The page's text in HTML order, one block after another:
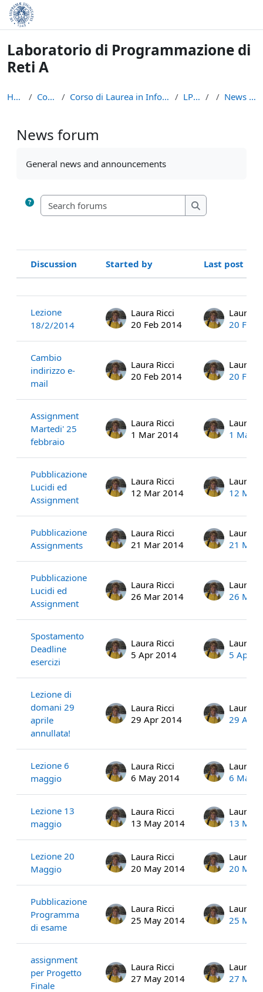
Skip to main content
Laboratorio di Programmazione di
Reti A
Home Courses Corso di Laurea in Informatica (L-31) LPR - A News forum
News forum
General news and announcements
Search forums
Search forums
Status
Discussion Started by Last post
Lezione
18/2/2014
Laura Ricci
20 Feb 2014
Laura
20 Feb
Cambio
indirizzo e-
mail
Laura Ricci
20 Feb 2014
Laura
20 Feb
Assignment
Martedi' 25
febbraio
Laura Ricci
1 Mar 2014
Laura
1 Mar
Pubblicazione
Lucidi ed
Assignment
Laura Ricci
12 Mar 2014
Laura
12 Mar
Pubblicazione
Assignments
Laura Ricci
21 Mar 2014
Laura
21 Mar
Pubblicazione
Lucidi ed
Assignment
Laura Ricci
26 Mar 2014
Laura
26 Mar
Spostamento
Deadline
esercizi
Laura Ricci
5 Apr 2014
Laura
5 Apr
Lezione di
domani 29
aprile
annullata!
Laura Ricci
29 Apr 2014
Laura
29 Apr
Lezione 6
maggio
Laura Ricci
6 May 2014
Laura
6 May
Lezione 13
maggio
Laura Ricci
13 May 2014
Laura
13 May
Lezione 20
Maggio
Laura Ricci
20 May 2014
Laura
20 May
Pubblicazione
Programma
di esame
Laura Ricci
25 May 2014
Laura
25 May
assignment
per Progetto
Finale
Laura Ricci
27 May 2014
Laura
27 May